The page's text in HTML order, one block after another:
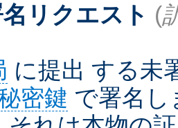
リクエスト (
に提出 する未
密鍵 で署名し